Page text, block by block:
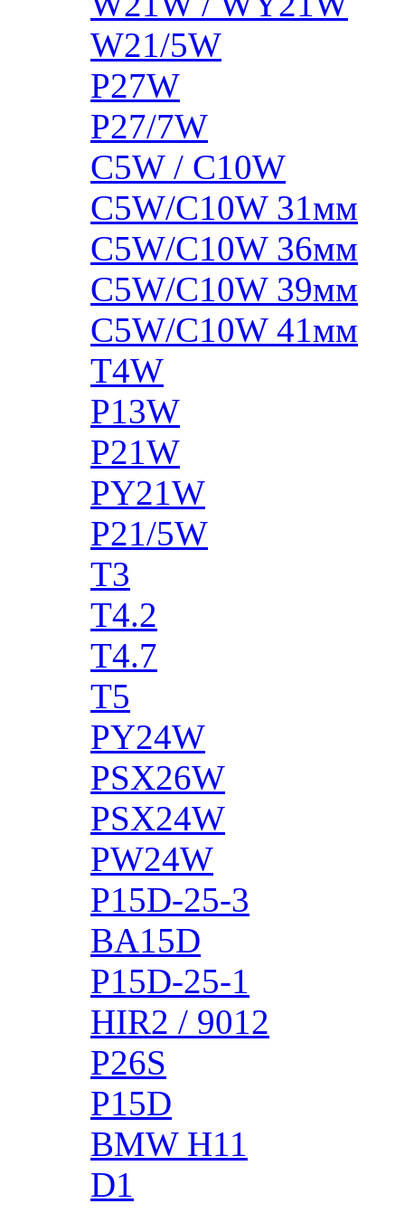
W21/5W
P27W
P27/7W
C5W / C10W
C5W/C10W 31мм
C5W/C10W 36мм
C5W/C10W 39мм
C5W/C10W 41мм
T4W
P13W
P21W
PY21W
P21/5W
T3
T4.2
T4.7
T5
PY24W
PSX26W
PSX24W
PW24W
P15D-25-3
BA15D
P15D-25-1
HIR2 / 9012
P26S
P15D
BMW H11
D1